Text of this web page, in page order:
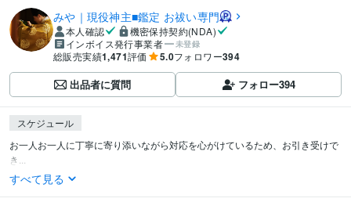
みや｜現役神主■鑑定 お祓い専門
本人確認
機密保持契約(NDA)
インボイス発行事業者
未登録
総販売実績1,471評価 5.0フォロワー394
出品者に質問 フォロー394
スケジュール
お一人お一人に丁寧に寄り添いながら対応を心がけているため、お引き受けで
き...
すべて見る